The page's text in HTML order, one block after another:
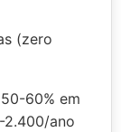
(zero
60% em
2.400/ano